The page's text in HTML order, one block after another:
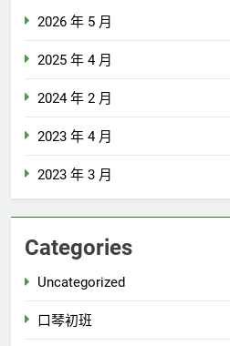
2026 年 5 月
2025 年 4 月
2024 年 2 月
2023 年 4 月
2023 年 3 月
Categories
Uncategorized
口琴初班